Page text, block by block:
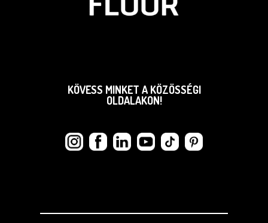
KÖVESS MINKET A KÖZÖSSÉGI
OLDALAKON!